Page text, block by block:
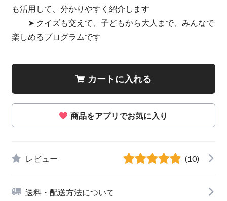
も活用して、分かりやすく紹介します
➤ クイズも交えて、子どもから大人まで、みんなで
楽しめるプログラムです
カートに入れる
商品をアプリでお気に入り
レビュー (10)
送料・配送方法について